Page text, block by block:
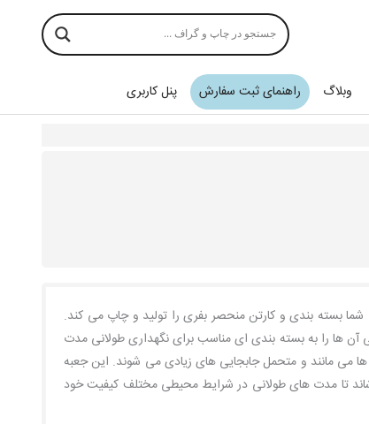
وبلاگ راهنمای ثبت سفارش پنل کاربری
بسته بندی و کارتن منحصر بفری را تولید و چاپ می کند.
آن ها را به بسته بندی ای مناسب برای نگهداری طولانی مدت
ها می مانند و متحمل جابجایی های زیادی می شوند. این جعبه
تا مدت های طولانی در شرایط محیطی مختلف کیفیت خود